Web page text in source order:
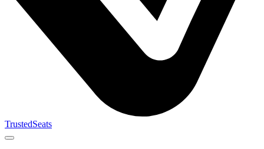
TrustedSeats